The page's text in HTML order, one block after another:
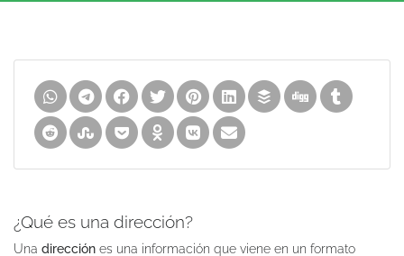
¿Qué es una dirección?
Una dirección es una información que viene en un formato